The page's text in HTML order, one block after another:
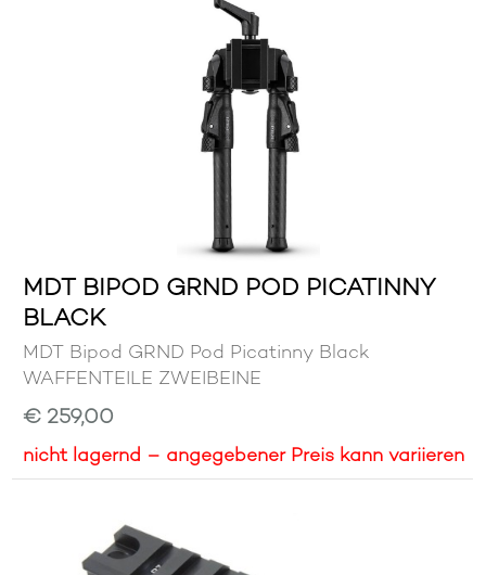
MDT BIPOD GRND POD PICATINNY
BLACK
MDT Bipod GRND Pod Picatinny Black
WAFFENTEILE ZWEIBEINE
€ 259,00
nicht lagernd – angegebener Preis kann variieren